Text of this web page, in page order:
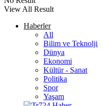
View All Result
Haberler
All
Bilim ve Teknolji
Dünya
Ekonomi
Kültür - Sanat
Politika
Spor
Yaşam